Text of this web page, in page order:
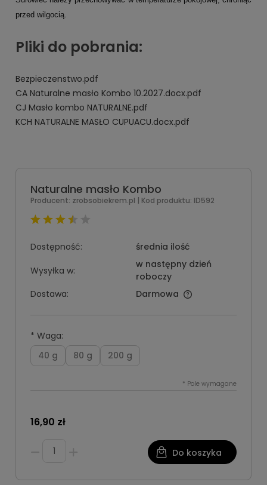
przed wilgocią.
Pliki do pobrania:
Bezpieczenstwo.pdf
CA Naturalne masło Kombo 10.2027.docx.pdf
CJ Masło kombo NATURALNE.pdf
KCH NATURALNE MASŁO CUPUACU.docx.pdf
Naturalne masło Kombo
Producent: zrobsobiekrem.pl | Kod produktu: ID592
Dostępność:
średnia ilość
Wysyłka w:
w następny dzień
roboczy
Dostawa:
Darmowa
* Waga:
40 g
80 g 200 g
* Pole wymagane
16,90 zł
Do koszyka